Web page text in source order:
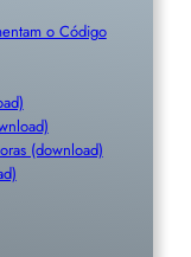
o Código
(download)